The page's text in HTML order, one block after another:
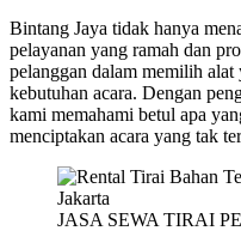
Bintang Jaya tidak hanya
pelayanan yang ramah dan
pelanggan dalam memilih alat
kebutuhan acara. Dengan
kami memahami betul apa
menciptakan acara yang tak
JASA SEWA TIRAI